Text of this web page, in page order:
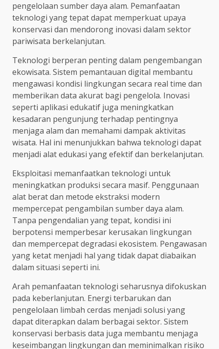
pengelolaan sumber daya alam. Pemanfaatan
teknologi yang tepat dapat memperkuat upaya
konservasi dan mendorong inovasi dalam sektor
pariwisata berkelanjutan.
Teknologi berperan penting dalam pengembangan
ekowisata. Sistem pemantauan digital membantu
mengawasi kondisi lingkungan secara real time dan
memberikan data akurat bagi pengelola. Inovasi
seperti aplikasi edukatif juga meningkatkan
kesadaran pengunjung terhadap pentingnya
menjaga alam dan memahami dampak aktivitas
wisata. Hal ini menunjukkan bahwa teknologi dapat
menjadi alat edukasi yang efektif dan berkelanjutan.
Eksploitasi memanfaatkan teknologi untuk
meningkatkan produksi secara masif. Penggunaan
alat berat dan metode ekstraksi modern
mempercepat pengambilan sumber daya alam.
Tanpa pengendalian yang tepat, kondisi ini
berpotensi memperbesar kerusakan lingkungan
dan mempercepat degradasi ekosistem. Pengawasan
yang ketat menjadi hal yang tidak dapat diabaikan
dalam situasi seperti ini.
Arah pemanfaatan teknologi seharusnya difokuskan
pada keberlanjutan. Energi terbarukan dan
pengelolaan limbah cerdas menjadi solusi yang
dapat diterapkan dalam berbagai sektor. Sistem
konservasi berbasis data juga membantu menjaga
keseimbangan lingkungan dan meminimalkan risiko